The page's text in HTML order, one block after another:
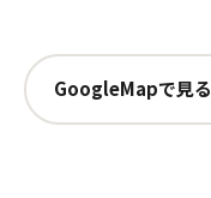
GoogleMapで見る